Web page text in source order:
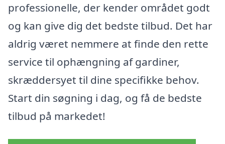
professionelle, der kender området godt
og kan give dig det bedste tilbud. Det har
aldrig været nemmere at finde den rette
service til ophængning af gardiner,
skræddersyet til dine specifikke behov.
Start din søgning i dag, og få de bedste
tilbud på markedet!